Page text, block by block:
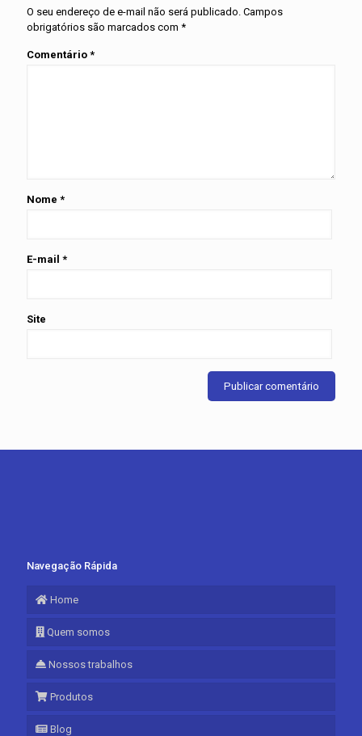
O seu endereço de e-mail não será publicado. Campos
obrigatórios são marcados com *
Comentário *
Nome *
E-mail *
Site
Navegação Rápida
Home
Quem somos
Nossos trabalhos
Produtos
Blog